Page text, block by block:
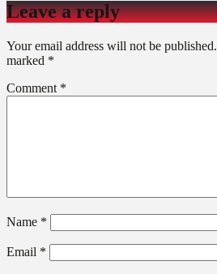
Leave a reply
Your email address will not be published.
marked *
Comment *
Name *
Email *